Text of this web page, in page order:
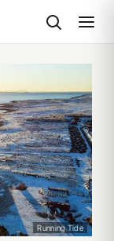
Running Tide